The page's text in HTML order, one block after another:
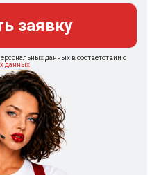
заявку
данных в соответствии с
данных